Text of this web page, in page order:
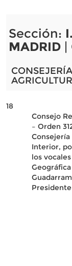
Sección:
MADRID|
18
Consejo
– Orden
Interior,
los